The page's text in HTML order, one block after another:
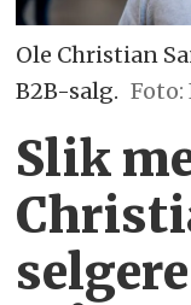
Ole Christian
B2B-salg. Foto:
Slik